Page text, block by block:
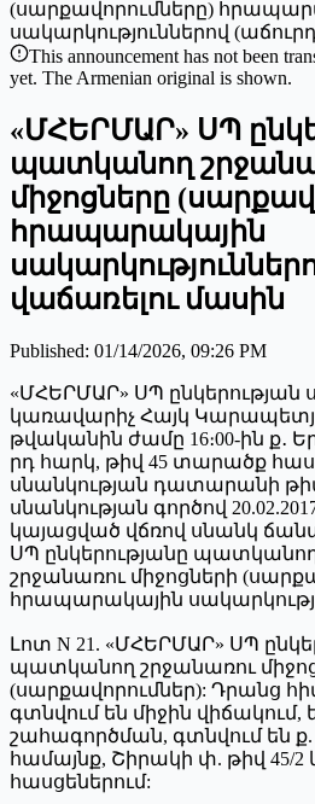
(սարքավորումները)
սակարկություններով
This announcement has not been
yet. The Armenian original is shown.
«ՄՀԵՐՄԱՐ» ՍՊ
պատկանող
միջոցները
հրապարակային
վաճառելու մասին
Published: 01/14/2026, 09:26 PM
«ՄՀԵՐՄԱՐ» ՍՊ ընկերության
կառավարիչ Հայկ
թվականին ժամը 16։00-ին ք․
րդ հարկ, թիվ 45 տարածք
սնանկության դատարանի թիվ
սնանկության գործով
կայացված վճռով սնանկ
ՍՊ ընկերությանը
շրջանառու միջոցների
հրապարակային
Լոտ N 21. «ՄՀԵՐՄԱՐ» ՍՊ
պատկանող շրջանառու
(սարքավորումներ): Դրանց
գտնվում են միջին
շահագործման, գտնվում են
համայնք, Շիրակի փ. թիվ 45/2
հասցեներում: